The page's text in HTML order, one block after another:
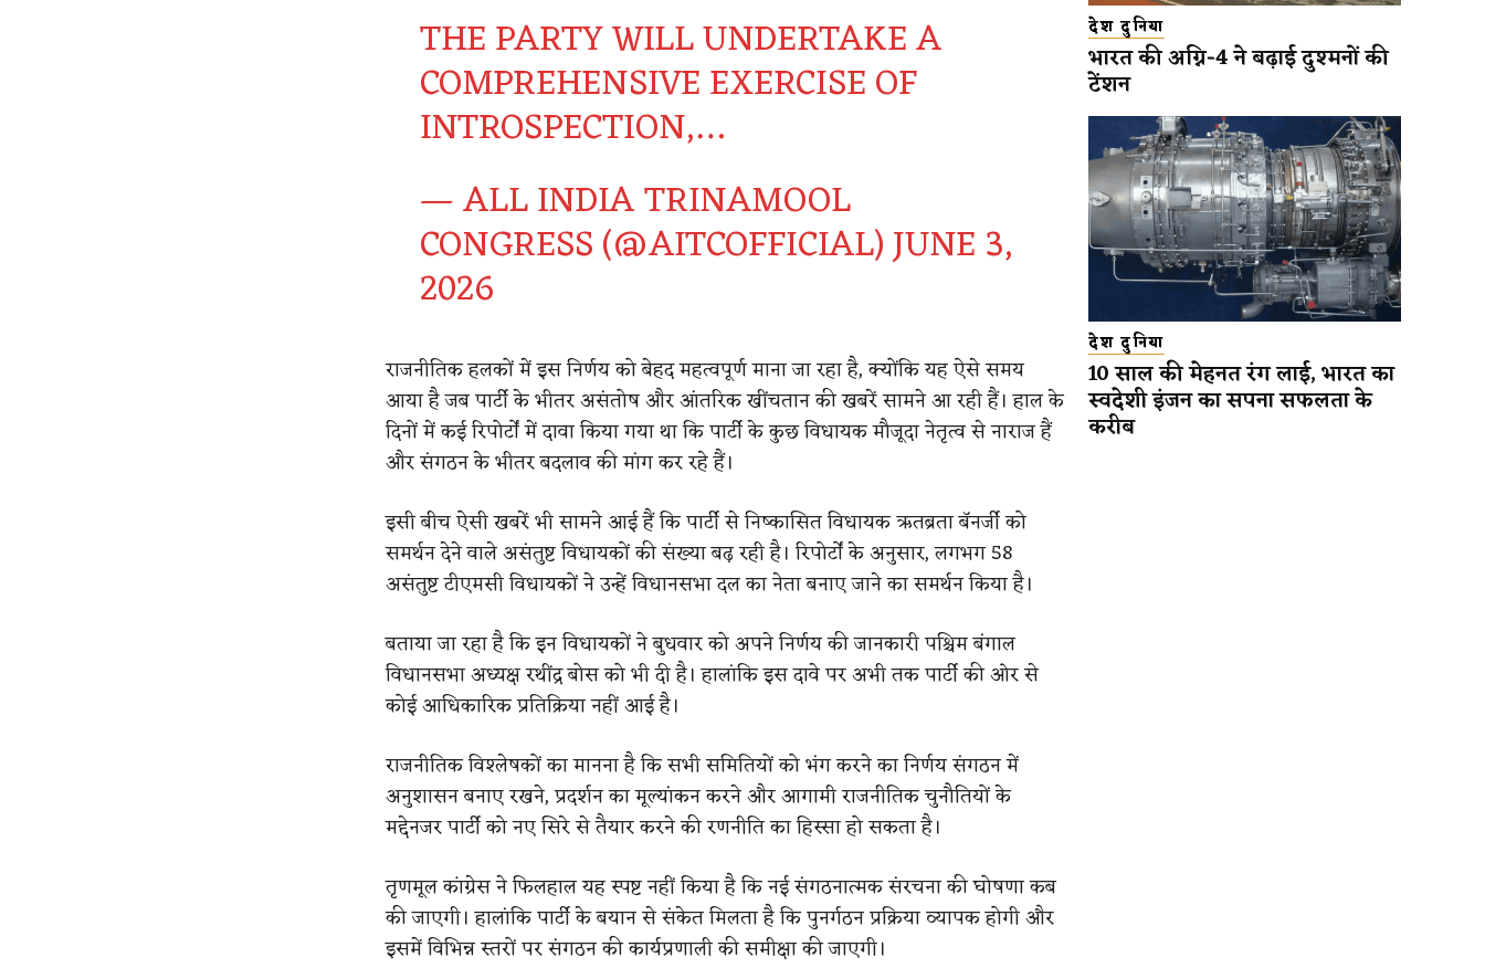
THE PARTY WILL UNDERTAKE A
COMPREHENSIVE EXERCISE OF
INTROSPECTION,…
— ALL INDIA TRINAMOOL
CONGRESS (@AITCOFFICIAL)JUNE 3,
2026
राजनीतिक हलकों में इस निर्णय को बेहद महत्वपूर्ण माना जा रहा है, क्योंकि यह ऐसे समय
आया है जब पार्टी के भीतर असंतोष और आंतरिक खींचतान की खबरें सामने आ रही हैं। हाल के
दिनों में कई रिपोर्टों में दावा किया गया था कि पार्टी के कुछ विधायक मौजूदा नेतृत्व से नाराज हैं
और संगठन के भीतर बदलाव की मांग कर रहे हैं।
इसी बीच ऐसी खबरें भी सामने आई हैं कि पार्टी से निष्कासित विधायक ऋतब्रता बॅनर्जी को
समर्थन देने वाले असंतुष्ट विधायकों की संख्या बढ़ रही है। रिपोर्टों के अनुसार, लगभग 58
असंतुष्ट टीएमसी विधायकों ने उन्हें विधानसभा दल का नेता बनाए जाने का समर्थन किया है।
बताया जा रहा है कि इन विधायकों ने बुधवार को अपने निर्णय की जानकारी पश्चिम बंगाल
विधानसभा अध्यक्ष रथींद्र बोस को भी दी है। हालांकि इस दावे पर अभी तक पार्टी की ओर से
कोई आधिकारिक प्रतिक्रिया नहीं आई है।
राजनीतिक विश्लेषकों का मानना है कि सभी समितियों को भंग करने का निर्णय संगठन में
अनुशासन बनाए रखने, प्रदर्शन का मूल्यांकन करने और आगामी राजनीतिक चुनौतियों के
मद्देनजर पार्टी को नए सिरे से तैयार करने की रणनीति का हिस्सा हो सकता है।
तृणमूल कांग्रेस ने फिलहाल यह स्पष्ट नहीं किया है कि नई संगठनात्मक संरचना की घोषणा कब
की जाएगी। हालांकि पार्टी के बयान से संकेत मिलता है कि पुनर्गठन प्रक्रिया व्यापक होगी और
इसमें विभिन्न स्तरों पर संगठन की कार्यप्रणाली की समीक्षा की जाएगी।
देश दुनिया
भारत की अग्नि-4 ने बढ़ाई दुश्मनों की
टेंशन
देश दुनिया
10 साल की मेहनत रंग लाई, भारत का
स्वदेशी इंजन का सपना सफलता के
करीब